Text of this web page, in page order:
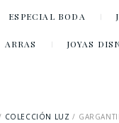
ESPECIAL BODA
ARRAS JOYAS
COLECCIÓN LUZ